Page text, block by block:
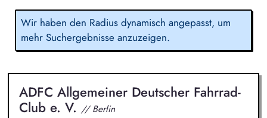
Wir haben den Radius dynamisch angepasst, um
mehr Suchergebnisse anzuzeigen.
ADFC Allgemeiner Deutscher Fahrrad-
Club e. V. // Berlin